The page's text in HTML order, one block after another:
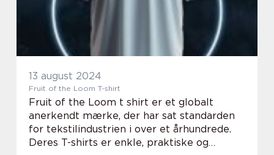
13 august 2024
Fruit of the Loom T-shirt
Fruit of the Loom t shirt er et globalt
anerkendt mærke, der har sat standarden
for tekstilindustrien i over et århundrede.
Deres T-shirts er enkle, praktiske og